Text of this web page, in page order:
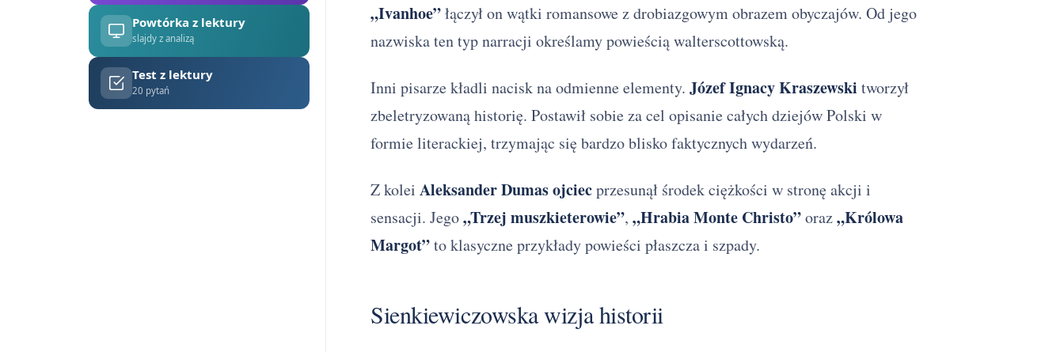
Powtórka z lektury
slajdy z analizą
Test z lektury
20 pytań
„Ivanhoe”łączył on wątki romansowe z drobiazgowym obrazem obyczajów. Od jego
nazwiska ten typ narracji określamy powieścią walterscottowską.
Inni pisarze kładli nacisk na odmienne elementy. Józef Ignacy Kraszewski tworzył
zbeletryzowaną historię. Postawił sobie za cel opisanie całych dziejów Polski w
formie literackiej, trzymając się bardzo blisko faktycznych wydarzeń.
Z kolei Aleksander Dumas ojciecprzesunął środek ciężkości w stronę akcji i
sensacji. Jego„Trzej muszkieterowie”, „Hrabia Monte Christo”oraz„Królowa
Margot”to klasyczne przykłady powieści płaszcza i szpady.
Sienkiewiczowska wizja historii